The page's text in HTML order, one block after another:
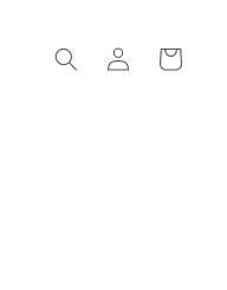
sesión
Carrito